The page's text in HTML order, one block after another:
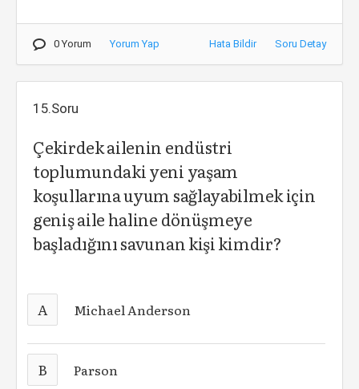
0 Yorum Yorum Yap Hata Bildir Soru Detay
15.Soru
Çekirdek ailenin endüstri
toplumundaki yeni yaşam
koşullarına uyum sağlayabilmek için
geniş aile haline dönüşmeye
başladığını savunan kişi kimdir?
A Michael Anderson
B Parson